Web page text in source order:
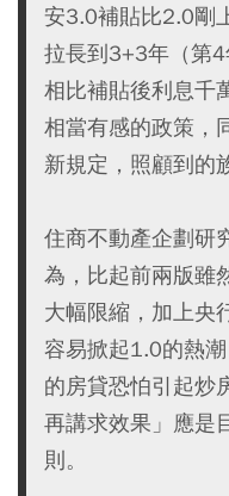
安3.0補貼比2.0剛
拉長到3+3年（第
相比補貼後利息千
相當有感的政策，
新規定，照顧到的
住商不動產企劃研
為，比起前兩版雖
大幅限縮，加上央
容易掀起1.0的熱
的房貸恐怕引起炒
再講求效果」應是
則。